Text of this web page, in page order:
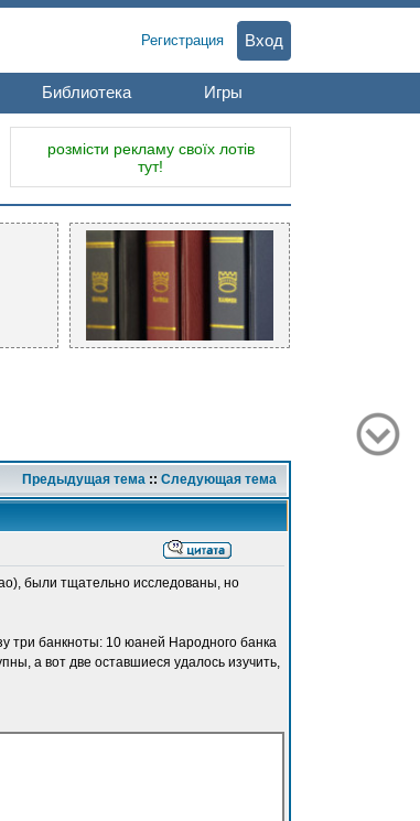
Регистрация Вход
Библиотека Игры
розмісти рекламу своїх лотів
тут!
Предыдущая тема :: Следующая тема
были тщательно исследованы, но
три банкноты: 10 юаней Народного банка
а вот две оставшиеся удалось изучить,